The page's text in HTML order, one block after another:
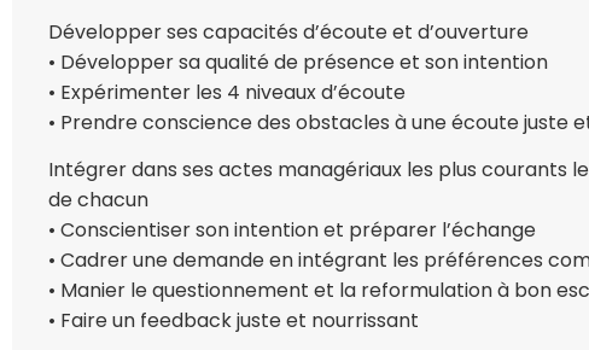
Développer ses capacités d’écoute et d’ouverture
• Développer sa qualité de présence et son intention
• Expérimenter les 4 niveaux d’écoute
• Prendre conscience des obstacles à une écoute juste
Intégrer dans ses actes managériaux les plus courants
de chacun
• Conscientiser son intention et préparer l’échange
• Cadrer une demande en intégrant les préférences
• Manier le questionnement et la reformulation à bon
• Faire un feedback juste et nourrissant